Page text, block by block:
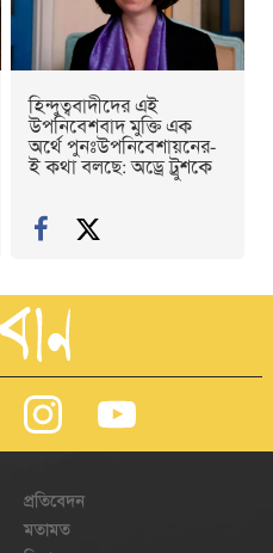
হিন্দুত্ববাদীদের এই
উপনিবেশবাদ মুক্তি এক
অর্থে পুনঃউপনিবেশায়নের-
ই কথা বলছে: অড্রে ট্রুশকে
প্রতিবেদন
মতামত